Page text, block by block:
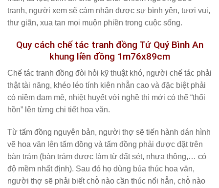
tranh, người xem sẽ cảm nhận được sự bình yên, tươi vui,
thư giãn, xua tan mọi muộn phiền trong cuộc sống.
Quy cách chế tác tranh đồng Tứ Quý Bình An
khung liền đồng 1m76x89cm
Chế tác tranh đồng đòi hỏi kỹ thuật khó, người chế tác phải
thật tài năng, khéo léo tính kiên nhẫn cao và đặc biệt phải
có niềm đam mê, nhiệt huyết với nghề thì mới có thể “thổi
hồn” lên từng chi tiết hoa văn.
Từ tấm đồng nguyên bản, người thợ sẽ tiến hành dán hình
vẽ hoa văn lên tấm đồng và tấm đồng phải được đặt trên
bàn trám (bàn trám được làm từ đất sét, nhựa thông,… có
độ mềm nhất định). Sau đó họ dùng búa thúc hoa văn,
người thợ sẽ phải biết chỗ nào cần thúc nổi hẳn, chỗ nào